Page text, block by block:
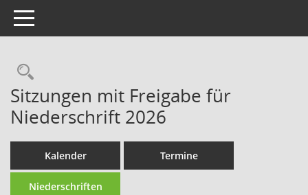
Toggle navigation
Rechercheauswahl
Sitzungen mit Freigabe für
Niederschrift 2026
Kalender Termine
Niederschriften